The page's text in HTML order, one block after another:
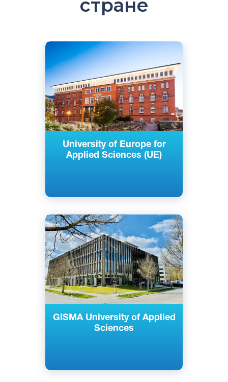
стране
University of Europe for
Applied Sciences (UE)
Английский
Немецкий
Берлин, Гамбург, Изерлон, Потсдам,
Германия
Частный
GISMA University of Applied
Sciences
Английский
Немецкий
Берлин, Потсдам, Германия
Частный